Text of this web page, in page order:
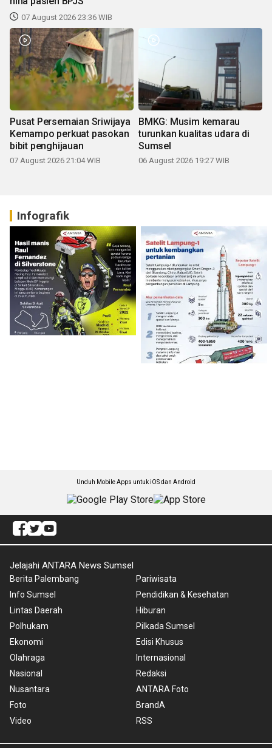
07 August 2026 23:36 WIB
Pusat Persemaian Sriwijaya
Kemampo perkuat pasokan
bibit penghijauan
07 August 2026 21:04 WIB
BMKG: Musim kemarau
turunkan kualitas udara di
Sumsel
06 August 2026 19:27 WIB
Infografik
Unduh Mobile Apps untuk iOS dan Android
Jelajahi ANTARA News Sumsel
Berita Palembang
Info Sumsel
Lintas Daerah
Polhukam
Ekonomi
Olahraga
Nasional
Nusantara
Foto
Video
Pariwisata
Pendidikan & Kesehatan
Hiburan
Pilkada Sumsel
Edisi Khusus
Internasional
Redaksi
ANTARA Foto
BrandA
RSS